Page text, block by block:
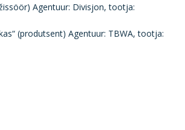
Agentuur: Divisjon, tootja:
(produtsent) Agentuur: TBWA, tootja: